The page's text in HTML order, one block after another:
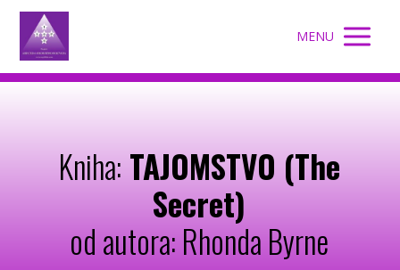
MENU
Kniha:TAJOMSTVO (The
Secret)
od autora: Rhonda Byrne